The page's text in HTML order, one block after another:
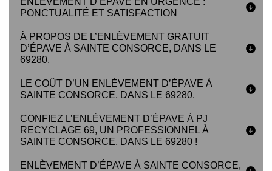
PONCTUALITÉ ET SATISFACTION
À PROPOS DE L’ENLÈVEMENT GRATUIT
D’ÉPAVE À SAINTE CONSORCE, DANS LE
69280.
LE COÛT D’UN ENLÈVEMENT D’ÉPAVE À
SAINTE CONSORCE, DANS LE 69280.
CONFIEZ L’ENLÈVEMENT D’ÉPAVE À PJ
RECYCLAGE 69, UN PROFESSIONNEL À
SAINTE CONSORCE, DANS LE 69280 !
ENLÈVEMENT D’ÉPAVE À SAINTE CONSORCE,